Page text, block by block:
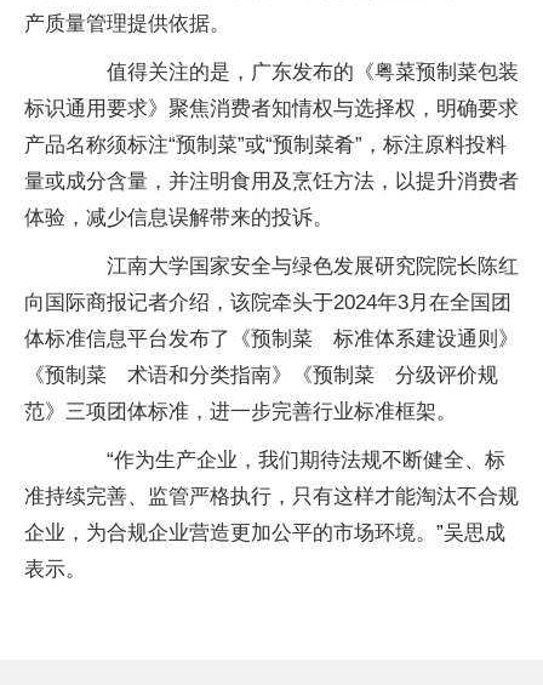
产质量管理提供依据。
值得关注的是，广东发布的《粤菜预制菜包装
标识通用要求》聚焦消费者知情权与选择权，明确要求
产品名称须标注“预制菜”或“预制菜肴”，标注原料投料
量或成分含量，并注明食用及烹饪方法，以提升消费者
体验，减少信息误解带来的投诉。
江南大学国家安全与绿色发展研究院院长陈红
向国际商报记者介绍，该院牵头于2024年3月在全国团
体标准信息平台发布了《预制菜 标准体系建设通则》
《预制菜 术语和分类指南》《预制菜 分级评价规
范》三项团体标准，进一步完善行业标准框架。
“作为生产企业，我们期待法规不断健全、标
准持续完善、监管严格执行，只有这样才能淘汰不合规
企业，为合规企业营造更加公平的市场环境。”吴思成
表示。